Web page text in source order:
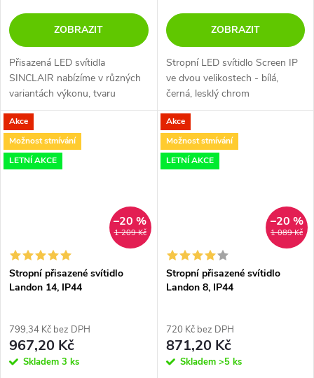
ZOBRAZIT
Přisazená LED svítidla
SINCLAIR nabízíme v různých
variantách výkonu, tvaru
a spotřeby energie. Svítidla se
hodí jak do obytných prostor,
tak do komerčních interiérů,
sklepů či...
ZOBRAZIT
Stropní LED svítidlo Screen IP
ve dvou velikostech - bílá,
černá, lesklý chrom
Akce
Možnost stmívání
LETNÍ AKCE
1 209 Kč
–20 %
Stropní přisazené svítidlo
Landon 14, IP44
799,34 Kč bez DPH
967,20 Kč
Skladem 3 ks
Akce
Možnost stmívání
LETNÍ AKCE
1 089 Kč
–20 %
Stropní přisazené svítidlo
Landon 8, IP44
720 Kč bez DPH
871,20 Kč
Skladem >5 ks